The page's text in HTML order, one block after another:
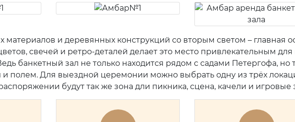
материалов и деревянных конструкций со вторым светом – главная
свечей и ретро-деталей делает это место привлекательным
банкетный зал не только находится рядом с садами Петергофа,
и полем. Для выездной церемонии можно выбрать одну из трёх
будут так же зона дли пикника, сцена, качели и игровые